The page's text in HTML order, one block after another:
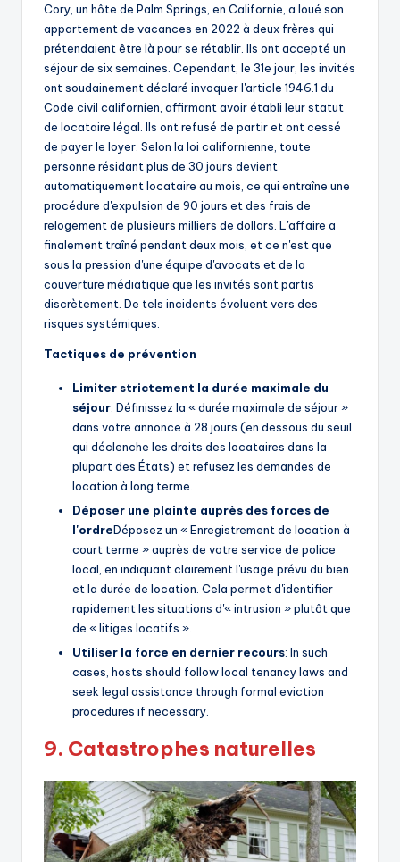
Cory, un hôte de Palm Springs, en Californie, a loué son
appartement de vacances en 2022 à deux frères qui
prétendaient être là pour se rétablir. Ils ont accepté un
séjour de six semaines. Cependant, le 31e jour, les invités
ont soudainement déclaré invoquer l'article 1946.1 du
Code civil californien, affirmant avoir établi leur statut
de locataire légal. Ils ont refusé de partir et ont cessé
de payer le loyer. Selon la loi californienne, toute
personne résidant plus de 30 jours devient
automatiquement locataire au mois, ce qui entraîne une
procédure d'expulsion de 90 jours et des frais de
relogement de plusieurs milliers de dollars. L'affaire a
finalement traîné pendant deux mois, et ce n'est que
sous la pression d'une équipe d'avocats et de la
couverture médiatique que les invités sont partis
discrètement. De tels incidents évoluent vers des
risques systémiques.
Tactiques de prévention
Limiter strictement la durée maximale du
séjour: Définissez la « durée maximale de séjour »
dans votre annonce à 28 jours (en dessous du seuil
qui déclenche les droits des locataires dans la
plupart des États) et refusez les demandes de
location à long terme.
Déposer une plainte auprès des forces de
l'ordreDéposez un « Enregistrement de location à
court terme » auprès de votre service de police
local, en indiquant clairement l'usage prévu du bien
et la durée de location. Cela permet d'identifier
rapidement les situations d'« intrusion » plutôt que
de « litiges locatifs ».
Utiliser la force en dernier recours: In such
cases, hosts should follow local tenancy laws and
seek legal assistance through formal eviction
procedures if necessary.
9. Catastrophes naturelles